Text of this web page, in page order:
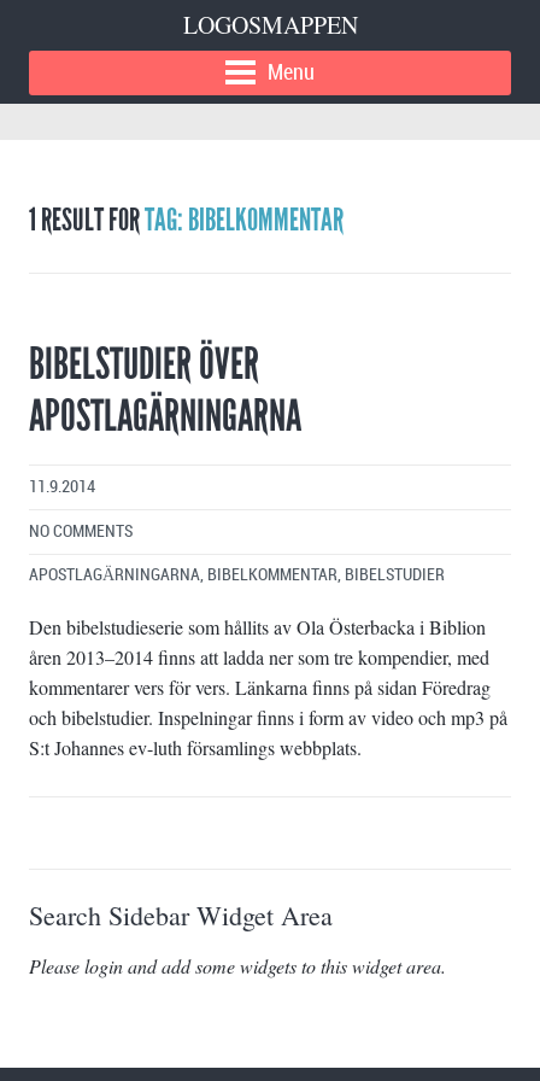
LOGOSMAPPEN
Menu
1 RESULT FORTAG: BIBELKOMMENTAR
BIBELSTUDIER ÖVER
APOSTLAGÄRNINGARNA
11.9.2014
NO COMMENTS
APOSTLAGÄRNINGARNA, BIBELKOMMENTAR, BIBELSTUDIER
Den bibelstudieserie som hållits av Ola Österbacka i Biblion
åren 2013–2014 finns att ladda ner som tre kompendier, med
kommentarer vers för vers. Länkarna finns på sidan Föredrag
och bibelstudier. Inspelningar finns i form av video och mp3 på
S:t Johannes ev-luth församlings webbplats.
Search Sidebar Widget Area
Please login and add some widgets to this widget area.